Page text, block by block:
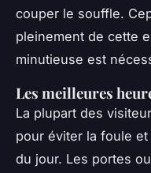
couper le souffle.
pleinement de cette
minutieuse est
Les meilleures
La plupart des
pour éviter la foule
du jour. Les portes